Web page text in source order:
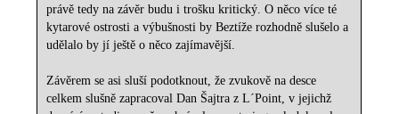
právě tedy na závěr budu i trošku kritický. O něco více té
kytarové ostrosti a výbušnosti by Beztíže rozhodně slušelo a
udělalo by jí ještě o něco zajímavější.
Závěrem se asi sluší podotknout, že zvukově na desce
celkem slušně zapracoval Dan Šajtra z L´Point, v jejichž